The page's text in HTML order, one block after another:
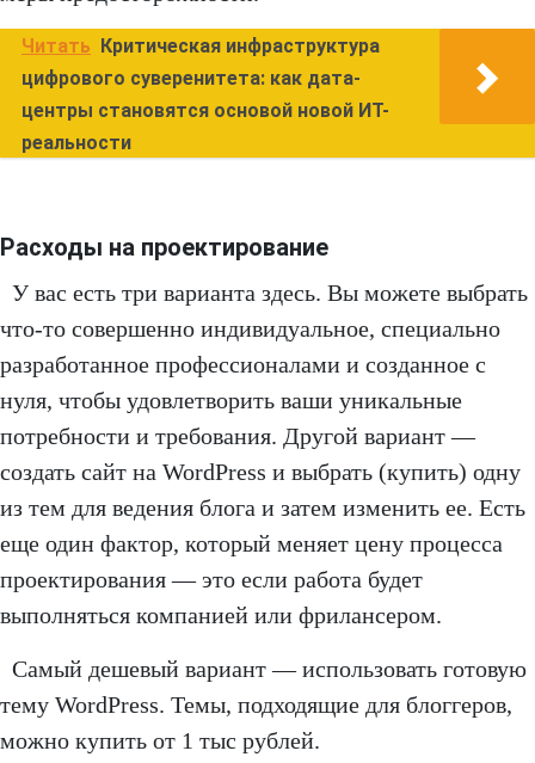
Читать Критическая инфраструктура
цифрового суверенитета: как дата-
центры становятся основой новой ИТ-
реальности
Расходы на проектирование
У вас есть три варианта здесь. Вы можете выбрать
что-то совершенно индивидуальное, специально
разработанное профессионалами и созданное с
нуля, чтобы удовлетворить ваши уникальные
потребности и требования. Другой вариант —
создать сайт на WordPress и выбрать (купить) одну
из тем для ведения блога и затем изменить ее. Есть
еще один фактор, который меняет цену процесса
проектирования — это если работа будет
выполняться компанией или фрилансером.
Самый дешевый вариант — использовать готовую
тему WordPress. Темы, подходящие для блоггеров,
можно купить от 1 тыс рублей.